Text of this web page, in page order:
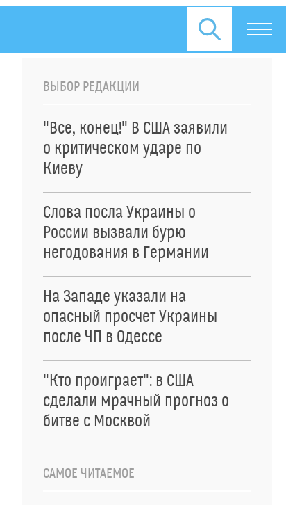
ВЫБОР РЕДАКЦИИ
"Все, конец!" В США заявили
о критическом ударе по
Киеву
Слова посла Украины о
России вызвали бурю
негодования в Германии
На Западе указали на
опасный просчет Украины
после ЧП в Одессе
"Кто проиграет": в США
сделали мрачный прогноз о
битве с Москвой
САМОЕ ЧИТАЕМОЕ